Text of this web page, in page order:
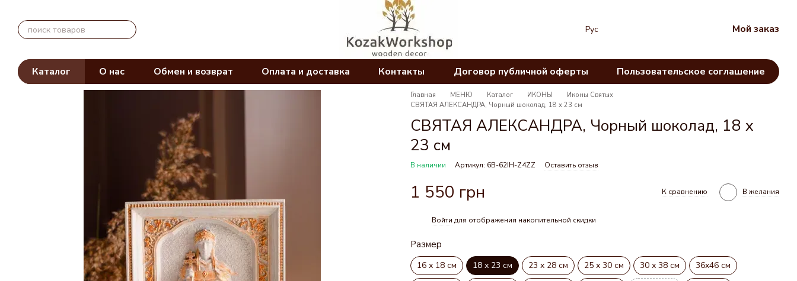
Рус
Мой заказ
Каталог О нас Обмен и возврат Оплата и доставка Контакты Договор публичной оферты Пользовательское соглашение
Главная МЕНЮ Каталог ИКОНЫ
Иконы Святых
СВЯТАЯ АЛЕКСАНДРА, Чорный шоколад, 18 х 23 см
СВЯТАЯ АЛЕКСАНДРА, Чорный шоколад, 18 х
23 см
В наличии Артикул: 6B-62IH-Z4ZZ Оставить отзыв
1 550 грн К сравнению В желания
Войти для отображения накопительной скидки
Размер
16 х 18 см 18 х 23 см 23 х 28 см 25 х 30 см 30 х 38 см
36х46 см